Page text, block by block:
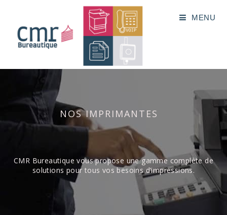
MENU
NOS IMPRIMANTES
CMR Bureautique vous propose une gamme complète de
solutions pour tous vos besoins d’impressions.